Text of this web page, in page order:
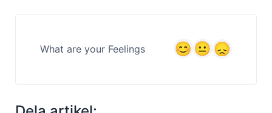
What are your Feelings